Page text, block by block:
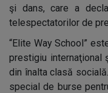
şi dans, care a
telespectatorilor de
“Elite Way School”
prestigiu internaţional
din înalta clasă
special de burse